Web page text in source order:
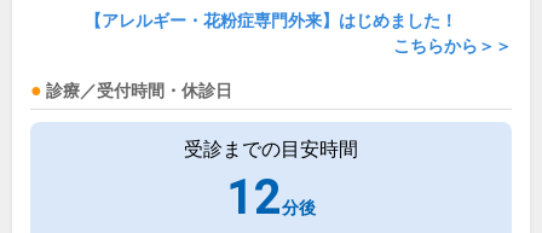
【アレルギー・花粉症専門外来】はじめました！
こちらから＞＞
診療／受付時間・休診日
受診までの目安時間
12分後